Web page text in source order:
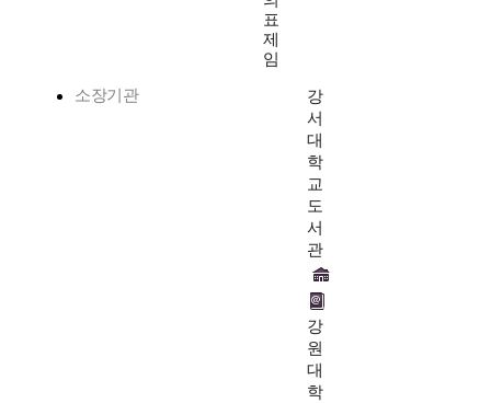
표
제
임
소장기관
강
서
대
학
교
도
서
관
강
원
대
학